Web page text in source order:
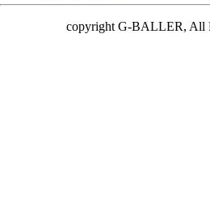
copyright G-BALLER, All